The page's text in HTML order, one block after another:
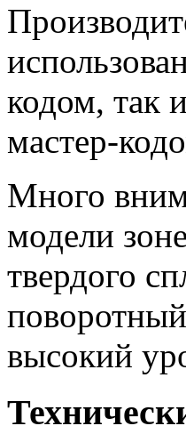
кодом, так
мастер-
Много
модели
твердого
поворотный
высокий